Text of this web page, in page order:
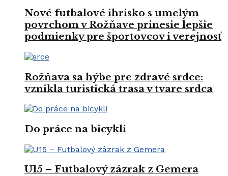
Nové futbalové ihrisko s umelým
povrchom v Rožňave prinesie lepšie
podmienky pre športovcov i verejnosť
Rožňava sa hýbe pre zdravé srdce:
vznikla turistická trasa v tvare srdca
Do práce na bicykli
U15 – Futbalový zázrak z Gemera